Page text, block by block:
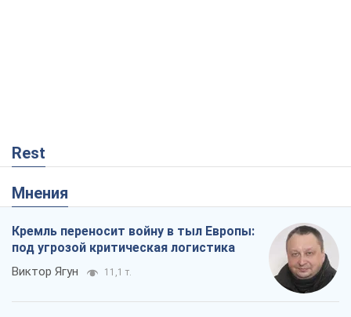
Rest
Мнения
Кремль переносит войну в тыл Европы:
под угрозой критическая логистика
Виктор Ягун 11,1 т.